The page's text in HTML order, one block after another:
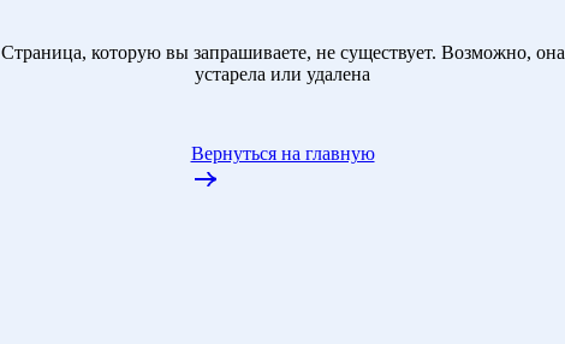
Страница, которую вы запрашиваете, не существует. Возможно, она
устарела или удалена
Вернуться на главную